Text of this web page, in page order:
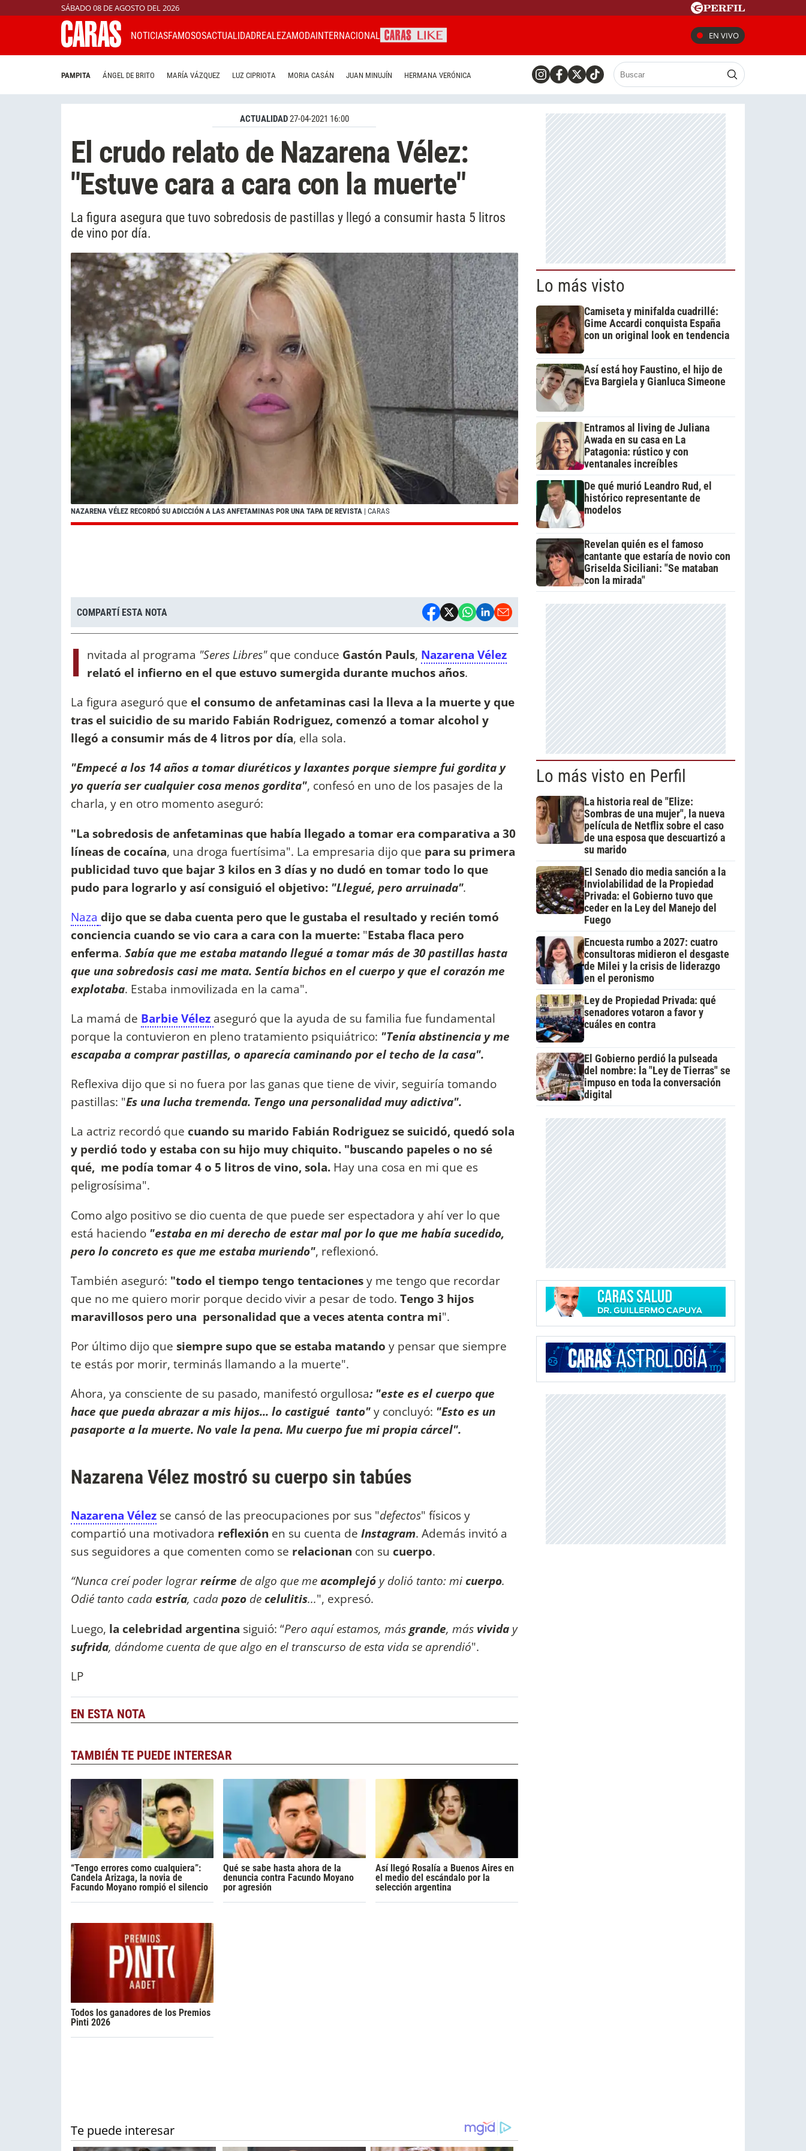
SÁBADO 08 DE AGOSTO DEL 2026
NOTICIASFAMOSOSACTUALIDADREALEZAMODAINTERNACIONAL EN VIVO
PAMPITA ÁNGEL DE BRITO MARÍA VÁZQUEZ LUZ CIPRIOTA MORIA CASÁN JUAN MINUJÍN HERMANA VERÓNICA
ACTUALIDAD27-04-2021 16:00
El crudo relato de Nazarena Vélez:
"Estuve cara a cara con la muerte"
La figura asegura que tuvo sobredosis de pastillas y llegó a consumir hasta 5 litros
de vino por día.
NAZARENA VÉLEZ RECORDÓ SU ADICCIÓN A LAS ANFETAMINAS POR UNA TAPA DE REVISTA | CARAS
COMPARTÍ ESTA NOTA
I nvitada al programa "Seres Libres"que conduce Gastón Pauls, Nazarena Vélez
relató el infierno en el que estuvo sumergida durante muchos años.
La figura aseguró que el consumo de anfetaminas casi la lleva a la muerte y que
tras el suicidio de su marido Fabián Rodriguez, comenzó a tomar alcohol y
llegó a consumir más de 4 litros por día, ella sola.
"Empecé a los 14 años a tomar diuréticos y laxantes porque siempre fui gordita y
yo quería ser cualquier cosa menos gordita", confesó en uno de los pasajes de la
charla, y en otro momento aseguró:
"La sobredosis de anfetaminas que había llegado a tomar era comparativa a 30
líneas de cocaína, una droga fuertísima". La empresaria dijo que para su primera
publicidad tuvo que bajar 3 kilos en 3 días y no dudó en tomar todo lo que
pudo para lograrlo y así consiguió el objetivo: "Llegué, pero arruinada".
Naza dijo que se daba cuenta pero que le gustaba el resultado y recién tomó
conciencia cuando se vio cara a cara con la muerte: "Estaba flaca pero
enferma. Sabía que me estaba matando llegué a tomar más de 30 pastillas hasta
que una sobredosis casi me mata. Sentía bichos en el cuerpo y que el corazón me
explotaba. Estaba inmovilizada en la cama".
La mamá de Barbie Vélez aseguró que la ayuda de su familia fue fundamental
porque la contuvieron en pleno tratamiento psiquiátrico: "Tenía abstinencia y me
escapaba a comprar pastillas, o aparecía caminando por el techo de la casa".
Reflexiva dijo que si no fuera por las ganas que tiene de vivir, seguiría tomando
pastillas: "Es una lucha tremenda. Tengo una personalidad muy adictiva".
La actriz recordó que cuando su marido Fabián Rodriguez se suicidó, quedó sola
y perdió todo y estaba con su hijo muy chiquito. "buscando papeles o no sé
qué, me podía tomar 4 o 5 litros de vino, sola. Hay una cosa en mi que es
peligrosísima".
Como algo positivo se dio cuenta de que puede ser espectadora y ahí ver lo que
está haciendo "estaba en mi derecho de estar mal por lo que me había sucedido,
pero lo concreto es que me estaba muriendo", reflexionó.
También aseguró: "todo el tiempo tengo tentacionesy me tengo que recordar
que no me quiero morir porque decido vivir a pesar de todo. Tengo 3 hijos
maravillosos pero una personalidad que a veces atenta contra mi".
Por último dijo que siempre supo que se estaba matando y pensar que siempre
te estás por morir, terminás llamando a la muerte".
Ahora, ya consciente de su pasado, manifestó orgullosa: "este es el cuerpo que
hace que pueda abrazar a mis hijos... lo castigué tanto"y concluyó: "Esto es un
pasaporte a la muerte. No vale la pena. Mu cuerpo fue mi propia cárcel".
Nazarena Vélez mostró su cuerpo sin tabúes
Nazarena Vélez se cansó de las preocupaciones por sus "defectos" físicos y
compartió una motivadora reflexión en su cuenta de Instagram. Además invitó a
sus seguidores a que comenten como se relacionan con su cuerpo.
“Nunca creí poder lograrreírme de algo que meacomplejó y dolió tanto: micuerpo.
Odié tanto cadaestría, cadapozo decelulitis...", expresó.
Luego, la celebridad argentina siguió: “Pero aquí estamos, más grande, más vivida y
sufrida, dándome cuenta de que algo en el transcurso de esta vida se aprendió".
LP
EN ESTA NOTA
TAMBIÉN TE PUEDE INTERESAR
“Tengo errores como cualquiera”:
Candela Arizaga, la novia de
Facundo Moyano rompió el silencio
Qué se sabe hasta ahora de la
denuncia contra Facundo Moyano
por agresión
Así llegó Rosalía a Buenos Aires en
el medio del escándalo por la
selección argentina
Todos los ganadores de los Premios
Pinti 2026
Lo más visto
Camiseta y minifalda cuadrillé:
Gime Accardi conquista España
con un original look en tendencia
Así está hoy Faustino, el hijo de
Eva Bargiela y Gianluca Simeone
Entramos al living de Juliana
Awada en su casa en La
Patagonia: rústico y con
ventanales increíbles
De qué murió Leandro Rud, el
histórico representante de
modelos
Revelan quién es el famoso
cantante que estaría de novio con
Griselda Siciliani: "Se mataban
con la mirada"
Lo más visto en Perfil
La historia real de "Elize:
Sombras de una mujer", la nueva
película de Netflix sobre el caso
de una esposa que descuartizó a
su marido
El Senado dio media sanción a la
Inviolabilidad de la Propiedad
Privada: el Gobierno tuvo que
ceder en la Ley del Manejo del
Fuego
Encuesta rumbo a 2027: cuatro
consultoras midieron el desgaste
de Milei y la crisis de liderazgo
en el peronismo
Ley de Propiedad Privada: qué
senadores votaron a favor y
cuáles en contra
El Gobierno perdió la pulseada
del nombre: la "Ley de Tierras" se
impuso en toda la conversación
digital